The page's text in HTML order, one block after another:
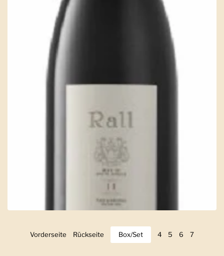
Zeige Folie 1
Vorderseite Zeige Folie 2
Rückseite Zeige Folie 3
Box/Set Zeige Folie 4
4 Zeige Folie 5
5 Zeige Folie 6
6 Zeige
7